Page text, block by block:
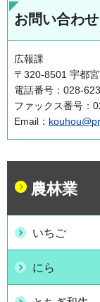
お問い合わせ
広報課
〒320-8501 宇都
電話番号：028-
ファックス番号：
Email：
農林業
いちご
にら